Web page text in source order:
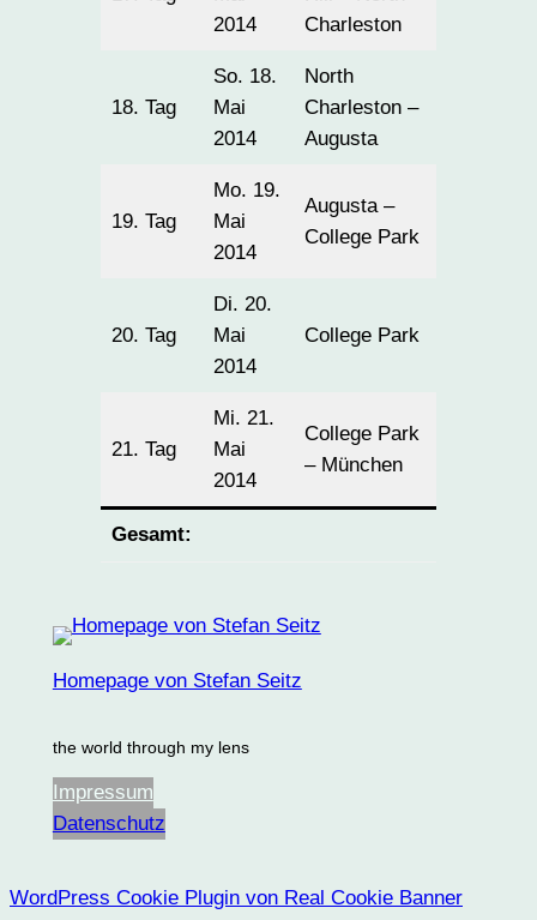
2014
Charleston
18. Tag
So. 18.
Mai
2014
North
Charleston –
Augusta
19. Tag
Mo. 19.
Mai
2014
Augusta –
College Park
20. Tag
Di. 20.
Mai
2014
College Park
21. Tag
Mi. 21.
Mai
2014
College Park
– München
Gesamt:
Homepage von Stefan Seitz
the world through my lens
Impressum
Datenschutz
WordPress Cookie Plugin von Real Cookie Banner